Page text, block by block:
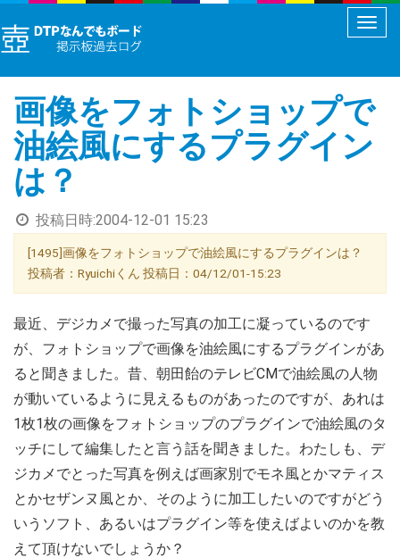
メ
ュ
ー
切
り
画像をフォトショップで
油絵風にするプラグイン
は？
投稿日時:2004-12-01 15:23
[1495]画像をフォトショップで油絵風にするプラグインは？
投稿者：Ryuichiくん 投稿日：04/12/01-15:23
最近、デジカメで撮った写真の加工に凝っているのです
が、フォトショップで画像を油絵風にするプラグインがあ
ると聞きました。昔、朝田飴のテレビCMで油絵風の人物
が動いているように見えるものがあったのですが、あれは
1枚1枚の画像をフォトショップのプラグインで油絵風のタ
ッチにして編集したと言う話を聞きました。わたしも、デ
ジカメでとった写真を例えば画家別でモネ風とかマティス
とかセザンヌ風とか、そのように加工したいのですがどう
いうソフト、あるいはプラグイン等を使えばよいのかを教
えて頂けないでしょうか？